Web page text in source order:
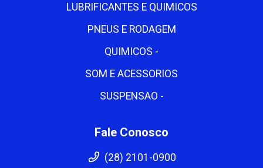
LUBRIFICANTES E QUIMICOS
PNEUS E RODAGEM
QUIMICOS -
SOM E ACESSORIOS
SUSPENSAO -
Fale Conosco
(28) 2101-0900